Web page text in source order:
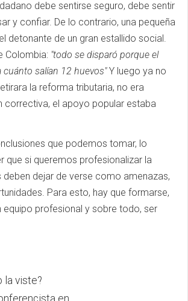
debe sentirse seguro, debe sentir
y confiar. De lo contrario, una pequeña
detonante de un gran estallido social.
Colombia: "todo se disparó porque el
salían 12 huevos"Y luego ya no
la reforma tributaria, no era
correctiva, el apoyo popular estaba
que podemos tomar, lo
que si queremos profesionalizar la
deben dejar de verse como amenazas,
Para esto, hay que formarse,
equipo profesional y sobre todo, ser
la viste?
en